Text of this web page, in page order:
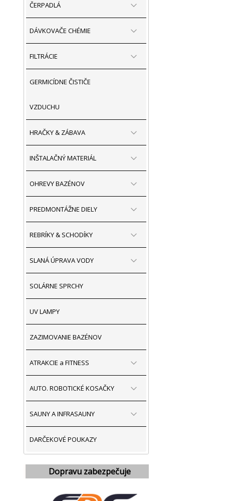
ČERPADLÁ
DÁVKOVAČE CHÉMIE
FILTRÁCIE
GERMICÍDNE ČISTIČE
VZDUCHU
HRAČKY & ZÁBAVA
INŠTALAČNÝ MATERIÁL
OHREVY BAZÉNOV
PREDMONTÁŽNE DIELY
REBRÍKY & SCHODÍKY
SLANÁ ÚPRAVA VODY
SOLÁRNE SPRCHY
UV LAMPY
ZAZIMOVANIE BAZÉNOV
ATRAKCIE a FITNESS
AUTO. ROBOTICKÉ KOSAČKY
SAUNY A INFRASAUNY
DARČEKOVÉ POUKAZY
Dopravu zabezpečuje